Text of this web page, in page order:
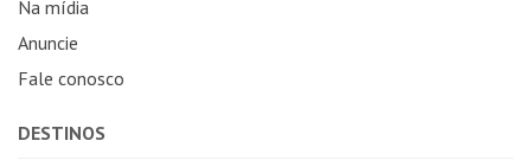
Na mídia
Anuncie
Fale conosco
DESTINOS